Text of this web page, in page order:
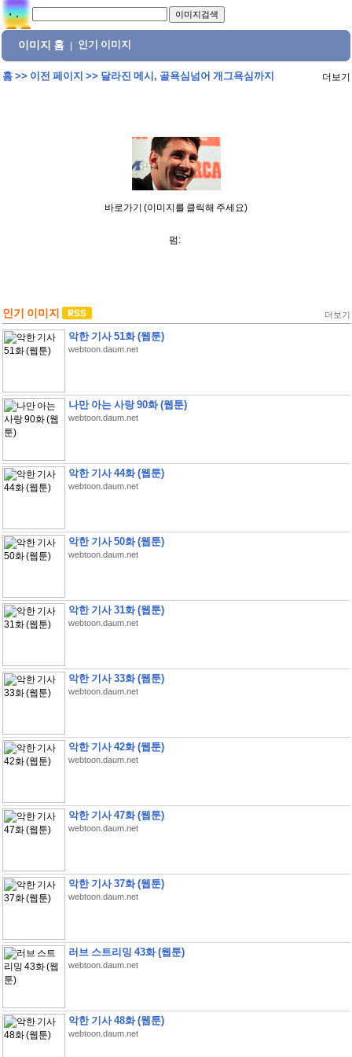
이미지 홈 인기 이미지
홈>> 이전 페이지 >> 달라진 메시, 골욕심넘어 개그욕심까지 더보기
바로가기 (이미지를 클릭해 주세요)
펌:
인기 이미지 더보기
악한 기사 51화 (웹툰)
webtoon.daum.net
나만 아는 사랑 90화 (웹툰)
webtoon.daum.net
악한 기사 44화 (웹툰)
webtoon.daum.net
악한 기사 50화 (웹툰)
webtoon.daum.net
악한 기사 31화 (웹툰)
webtoon.daum.net
악한 기사 33화 (웹툰)
webtoon.daum.net
악한 기사 42화 (웹툰)
webtoon.daum.net
악한 기사 47화 (웹툰)
webtoon.daum.net
악한 기사 37화 (웹툰)
webtoon.daum.net
러브 스트리밍 43화 (웹툰)
webtoon.daum.net
악한 기사 48화 (웹툰)
webtoon.daum.net